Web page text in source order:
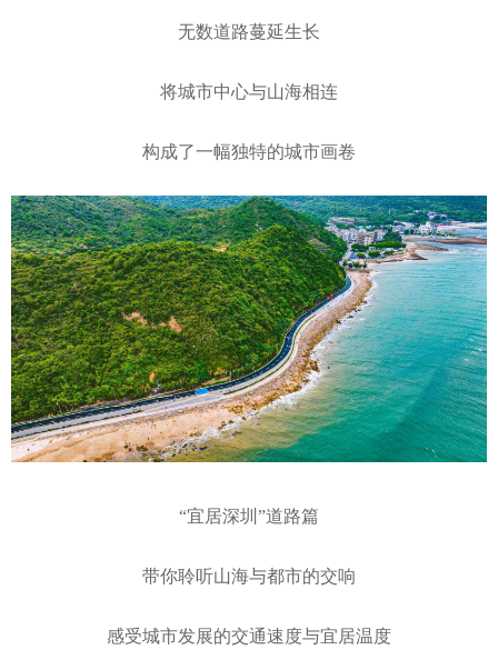
无数道路蔓延生长
将城市中心与山海相连
构成了一幅独特的城市画卷
“宜居深圳”道路篇
带你聆听山海与都市的交响
感受城市发展的交通速度与宜居温度